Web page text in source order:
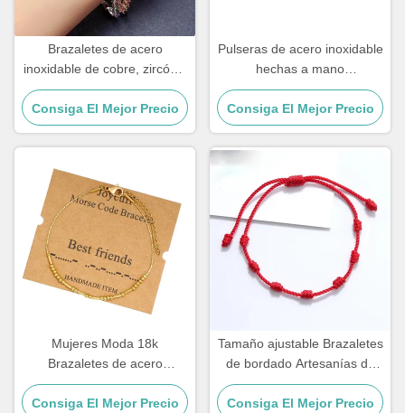
Brazaletes de acero
inoxidable de cobre, zircón y
18k, de oro, con diamantes,
brazalete de mujer.
Consiga El Mejor Precio
Pulseras de acero inoxidable
hechas a mano
personalizadas, regalo para
parejas, pulsera con cuentas
de piedra ojo de tigre para
hombre
Consiga El Mejor Precio
Mujeres Moda 18k
Brazaletes de acero
inoxidable Brazalete de
código Morse 21.5cm
Consiga El Mejor Precio
Tamaño ajustable Brazaletes
de bordado Artesanías de
cuerda Brazaletes para
pareja 15 - 30cm
Consiga El Mejor Precio